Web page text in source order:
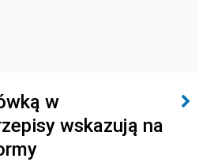
w
wskazują na